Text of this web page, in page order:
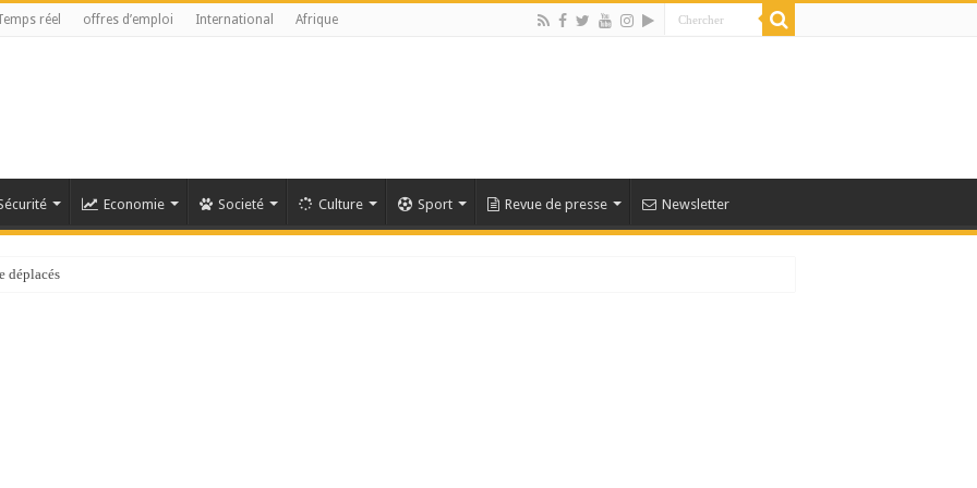
réel offres d’emploi International Afrique
Economie Societé Culture Sport Revue de presse Newsletter
déplacés reste anticonstitutionnelle »